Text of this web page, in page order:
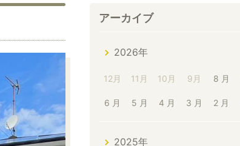
アーカイブ
2026年
12月 11月 10月 9月 8 月
6 月 5 月 4 月 3 月 2 月
2025年